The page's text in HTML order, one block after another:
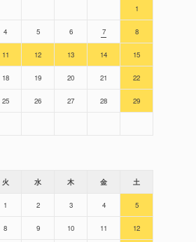
1
4 5 6 7 8
11 12 13 14 15
18 19 20 21 22
25 26 27 28 29
火 水 木 金 土
1 2 3 4 5
8 9 10 11 12